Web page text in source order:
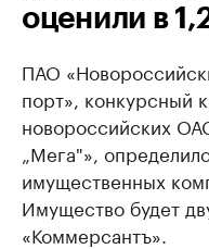
оценили в
ПАО
порт», конкурсный
новороссийских
„Мега"»,
имущественных
Имущество будет
«Коммерсантъ».